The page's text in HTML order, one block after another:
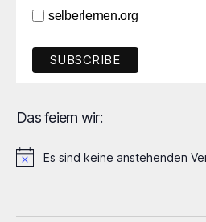
selberlernen.org
Das feiern wir:
H
Es sind keine anstehenden